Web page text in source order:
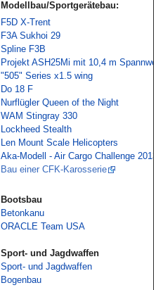
Modellbau/Sportgerätebau:
F5D X-Trent
F3A Sukhoi 29
Spline F3B
Projekt ASH25Mi mit 10,4 m
"505" Series x1.5 wing
Do 18 F
Nurflügler Queen of the Night
WAM Stingray 330
Lockheed Stealth
Len Mount Scale Helicopters
Aka-Modell - Air Cargo Challenge 2013
Bau einer CFK-Karosserie
Bootsbau
Betonkanu
ORACLE Team USA
Sport- und Jagdwaffen
Sport- und Jagdwaffen
Bogenbau